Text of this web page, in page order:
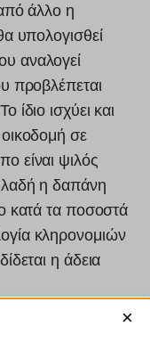
άλλο η
υπολογισθεί
αναλογεί
προβλέπεται
ισχύει και
σε
είναι ψιλός
η δαπάνη
κατά τα ποσοστά
κληρονομιών
η άδεια
από
×